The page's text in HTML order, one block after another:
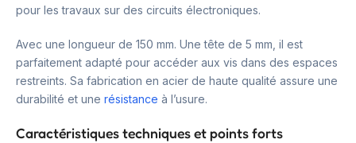
pour les travaux sur des circuits électroniques.
Avec une longueur de 150 mm. Une tête de 5 mm, il est
parfaitement adapté pour accéder aux vis dans des espaces
restreints. Sa fabrication en acier de haute qualité assure une
durabilité et une résistance à l’usure.
Caractéristiques techniques et points forts